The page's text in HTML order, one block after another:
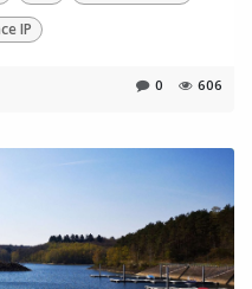
IP
0 606